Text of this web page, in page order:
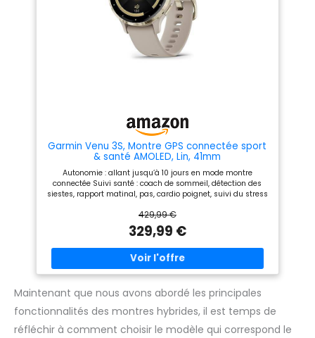
Garmin Venu 3S, Montre GPS connectée sport
& santé AMOLED, Lin, 41mm
Autonomie : allant jusqu’à 10 jours en mode montre
connectée Suivi santé : coach de sommeil, détection des
siestes, rapport matinal, pas, cardio poignet, suivi du stress
GPS intégré avec plus de 30 sports intégrés dont la marche,
yoga, HIIT, course à pied, musculation, vélo, nage en eau
libre, natation, le golf et bien plus encore Mode fauteuil
roulant : enregistre les poussées au lieu des pas, et inclut
des activités spécifiques avec des entraînements
préchargés, des entraînements animés pour les personnes
à mobilité réduite Fonctions connectées : appels via
Bluetooth, suivi des appels et SMS, Garmin Pay, stockage
musique (Compatible Spotify, Deezer, Amazon Music),
détection d'incident et assistance Écran AMOLED de
1,2″pouces Boîtier 41 mm et bracelet universel
interchangeables 18 mm Compatible IOS et Android
429,99 €
329,99 €
Maintenant que nous avons abordé les principales
fonctionnalités des montres hybrides, il est temps de
réfléchir à comment choisir le modèle qui correspond le